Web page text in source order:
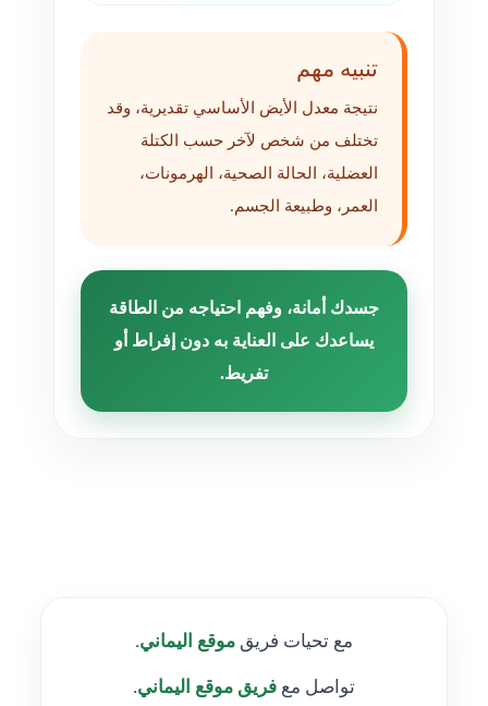
تنبيه مهم
نتيجة معدل الأيض الأساسي تقديرية، وقد
تختلف من شخص لآخر حسب الكتلة
العضلية، الحالة الصحية، الهرمونات،
العمر، وطبيعة الجسم.
جسدك أمانة، وفهم احتياجه من الطاقة
يساعدك على العناية به دون إفراط أو
تفريط.
مع تحيات فريق موقع اليماني.
تواصل مع فريق موقع اليماني.